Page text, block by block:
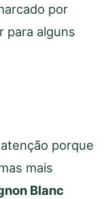
por
para alguns
porque
mais
Blanc